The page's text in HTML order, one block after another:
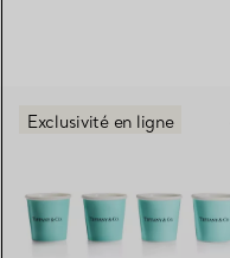
Exclusivité en ligne